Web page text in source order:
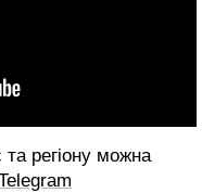
та регіону можна